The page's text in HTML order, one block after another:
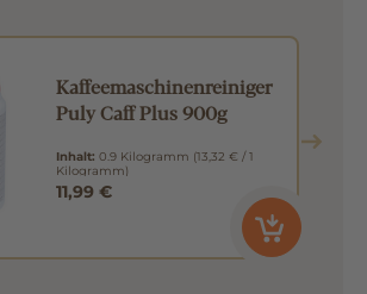
Kaffeemaschinenreiniger
Puly Caff Plus 900g
Inhalt: 0.9 Kilogramm (13,32 € / 1
Kilogramm)
11,99 €